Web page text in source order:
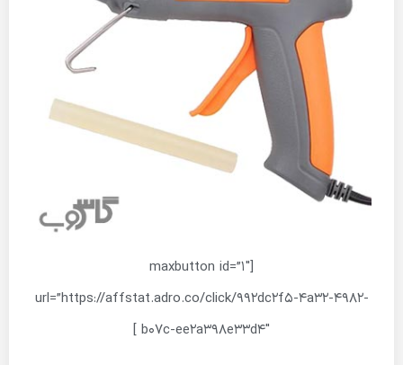
[maxbutton id=”1″
url=”https://affstat.adro.co/click/992dc2f5-4a32-4982-
b07c-ee2a398e33d4″ ]